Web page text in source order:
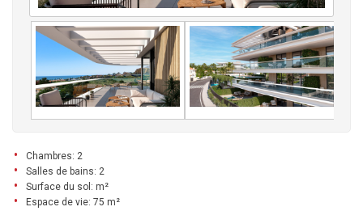
Chambres: 2
Salles de bains: 2
Surface du sol: m²
Espace de vie: 75 m²